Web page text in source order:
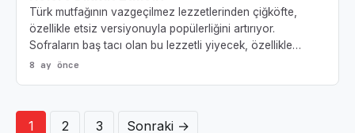
Türk mutfağının vazgeçilmez lezzetlerinden çiğköfte,
özellikle etsiz versiyonuyla popülerliğini artırıyor.
Sofraların baş tacı olan bu lezzetli yiyecek, özellikle…
8 ay önce
Yazı sayfalandırması
1 2 3 Sonraki →